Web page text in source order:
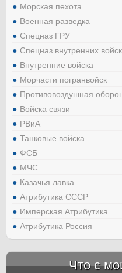
Морская пехота
Военная разведка
Спецназ ГРУ
Спецназ внутренних войск
Внутренние войска
Морчасти погранвойск
Противовоздушная
Войска связи
РВиА
Танковые войска
ФСБ
МЧС
Казачья лавка
Атрибутика СССР
Имперская Атрибутика
Атрибутика Россия
Что с